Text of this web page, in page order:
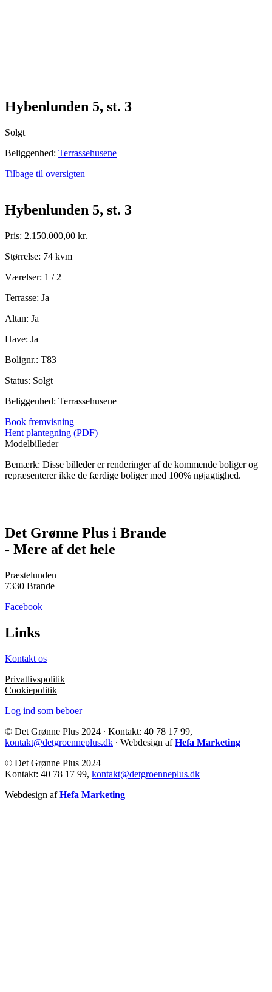
Hybenlunden 5, st. 3
Solgt
Beliggenhed: Terrassehusene
Tilbage til oversigten
Hybenlunden 5, st. 3
Pris: 2.150.000,00 kr.
Størrelse: 74 kvm
Værelser: 1 / 2
Terrasse: Ja
Altan: Ja
Have: Ja
Bolignr.: T83
Status: Solgt
Beliggenhed: Terrassehusene
Book fremvisning
Hent plantegning (PDF)
Modelbilleder
Bemærk: Disse billeder er renderinger af de kommende boliger og
repræsenterer ikke de færdige boliger med 100% nøjagtighed.
Det Grønne Plus i Brande
- Mere af det hele
Præstelunden
7330 Brande
Facebook
Links
Kontakt os
Privatlivspolitik
Cookiepolitik
Log ind som beboer
© Det Grønne Plus 2024 ∙ Kontakt: 40 78 17 99,
kontakt@detgroenneplus.dk ∙ Webdesign afHefa Marketing
© Det Grønne Plus 2024
Kontakt: 40 78 17 99, kontakt@detgroenneplus.dk
Webdesign afHefa Marketing